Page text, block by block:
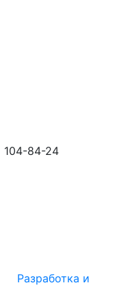
104-84-24
Разработка и